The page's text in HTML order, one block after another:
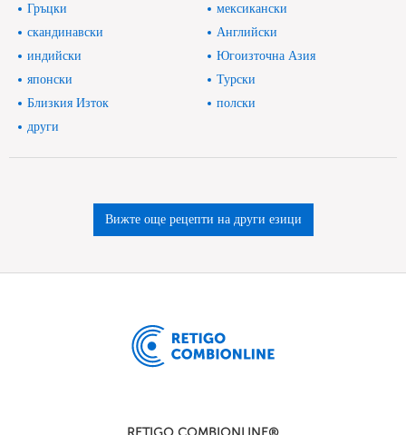
Гръцки
мексикански
скандинавски
Английски
индийски
Югоизточна Азия
японски
Турски
Близкия Изток
полски
други
Вижте още рецепти на други езици